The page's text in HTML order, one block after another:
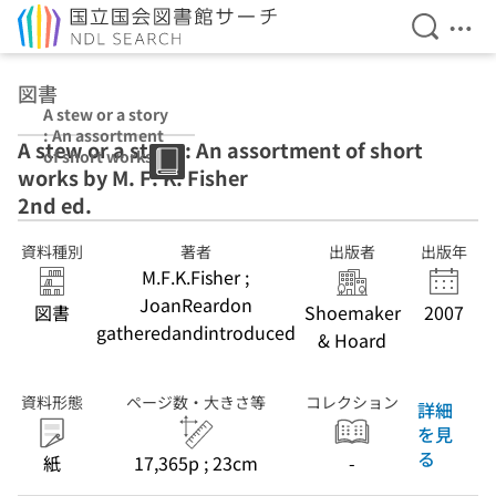
検索を
メ
図書
A stew or a story
: An assortment
of short works
by M. F. K.
Fisher 2nd ed.
A stew or a story : An assortment of short
works by M. F. K. Fisher
2nd ed.
資料種別
図書
著者
M.F.K.Fisher ;
JoanReardon
gatheredandintroduced
出版者
Shoemaker
& Hoard
出版年
2007
資料形態
紙
ページ数・大きさ等
17,365p ; 23cm
コレクション
-
詳細
を見
る